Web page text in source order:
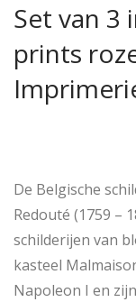
Set van 3
prints
De Belgische
Redouté (1759 –
schilderijen van
kasteel
Napoleon I en